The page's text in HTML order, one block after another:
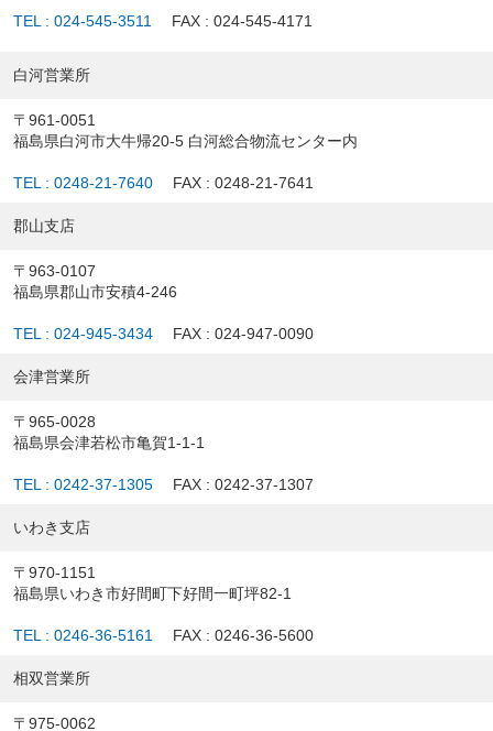
TEL : 024-545-3511 FAX : 024-545-4171
白河営業所
〒961-0051
福島県白河市大牛帰20-5 白河総合物流センター内
TEL : 0248-21-7640 FAX : 0248-21-7641
郡山支店
〒963-0107
福島県郡山市安積4-246
TEL : 024-945-3434 FAX : 024-947-0090
会津営業所
〒965-0028
福島県会津若松市亀賀1-1-1
TEL : 0242-37-1305 FAX : 0242-37-1307
いわき支店
〒970-1151
福島県いわき市好間町下好間一町坪82-1
TEL : 0246-36-5161 FAX : 0246-36-5600
相双営業所
〒975-0062